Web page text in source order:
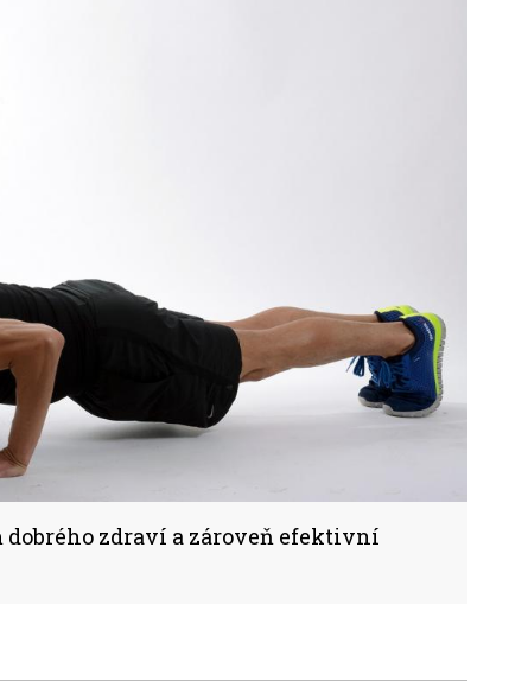
zdraví a zároveň efektivní